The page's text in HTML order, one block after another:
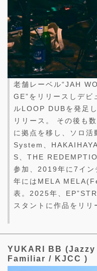
老舗レーベル“JAH
GE”をリリースしデ
ルLOOP DUBを発足
リリース。 その後も
に拠点を移し、ソロ
System、
S、THE
参加、2019年に7イ
年にはMELA
表。2025年、
スタントに作品をリリ
YUKARI BB
Familiar / KJCC )